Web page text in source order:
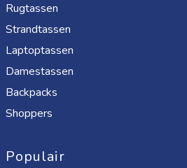
Rugtassen
Strandtassen
Laptoptassen
Damestassen
Backpacks
Shoppers
Populair